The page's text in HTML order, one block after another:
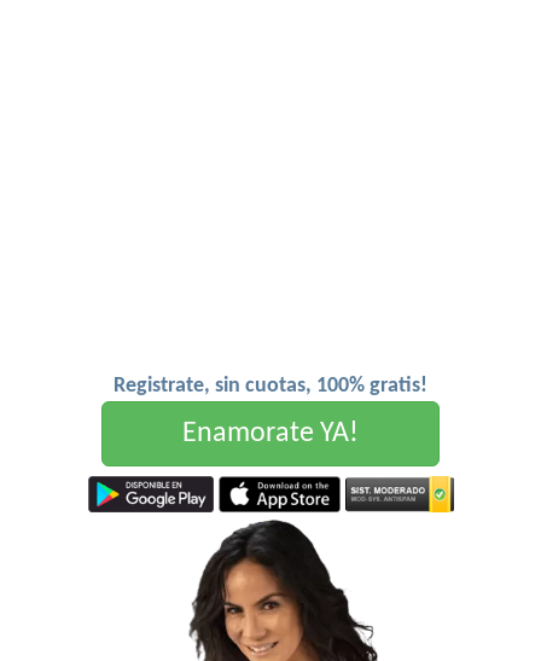
Registrate, sin cuotas, 100% gratis!
Enamorate YA!